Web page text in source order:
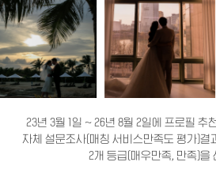
23년 3월 1일 ~ 26년 8월 2일에 프로필 추
자체 설문조사(매칭 서비스만족도 평가)결
2개 등급(매우만족, 만족)을